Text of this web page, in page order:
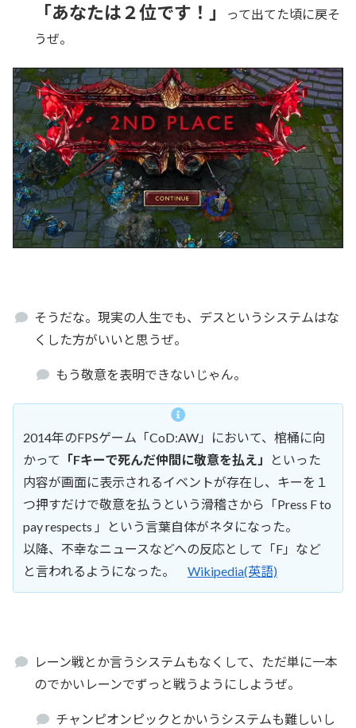
「あなたは２位です！」
って出てた頃に戻そ
うぜ。
そうだな。現実の人生でも、デスというシステムはな
くした方がいいと思うぜ。
もう敬意を表明できないじゃん。
2014年のFPSゲーム「CoD:AW」において、棺桶に向
かって
「Fキーで死んだ仲間に敬意を払え」
といった
内容が画面に表示されるイベントが存在し、キーを１
つ押すだけで敬意を払うという滑稽さから「Press F to
pay respects 」という言葉自体がネタになった。
以降、不幸なニュースなどへの反応として「F」など
と言われるようになった。 Wikipedia(英語)
レーン戦とか言うシステムもなくして、ただ単に一本
のでかいレーンでずっと戦うようにしようぜ。
チャンピオンピックとかいうシステムも難しいし